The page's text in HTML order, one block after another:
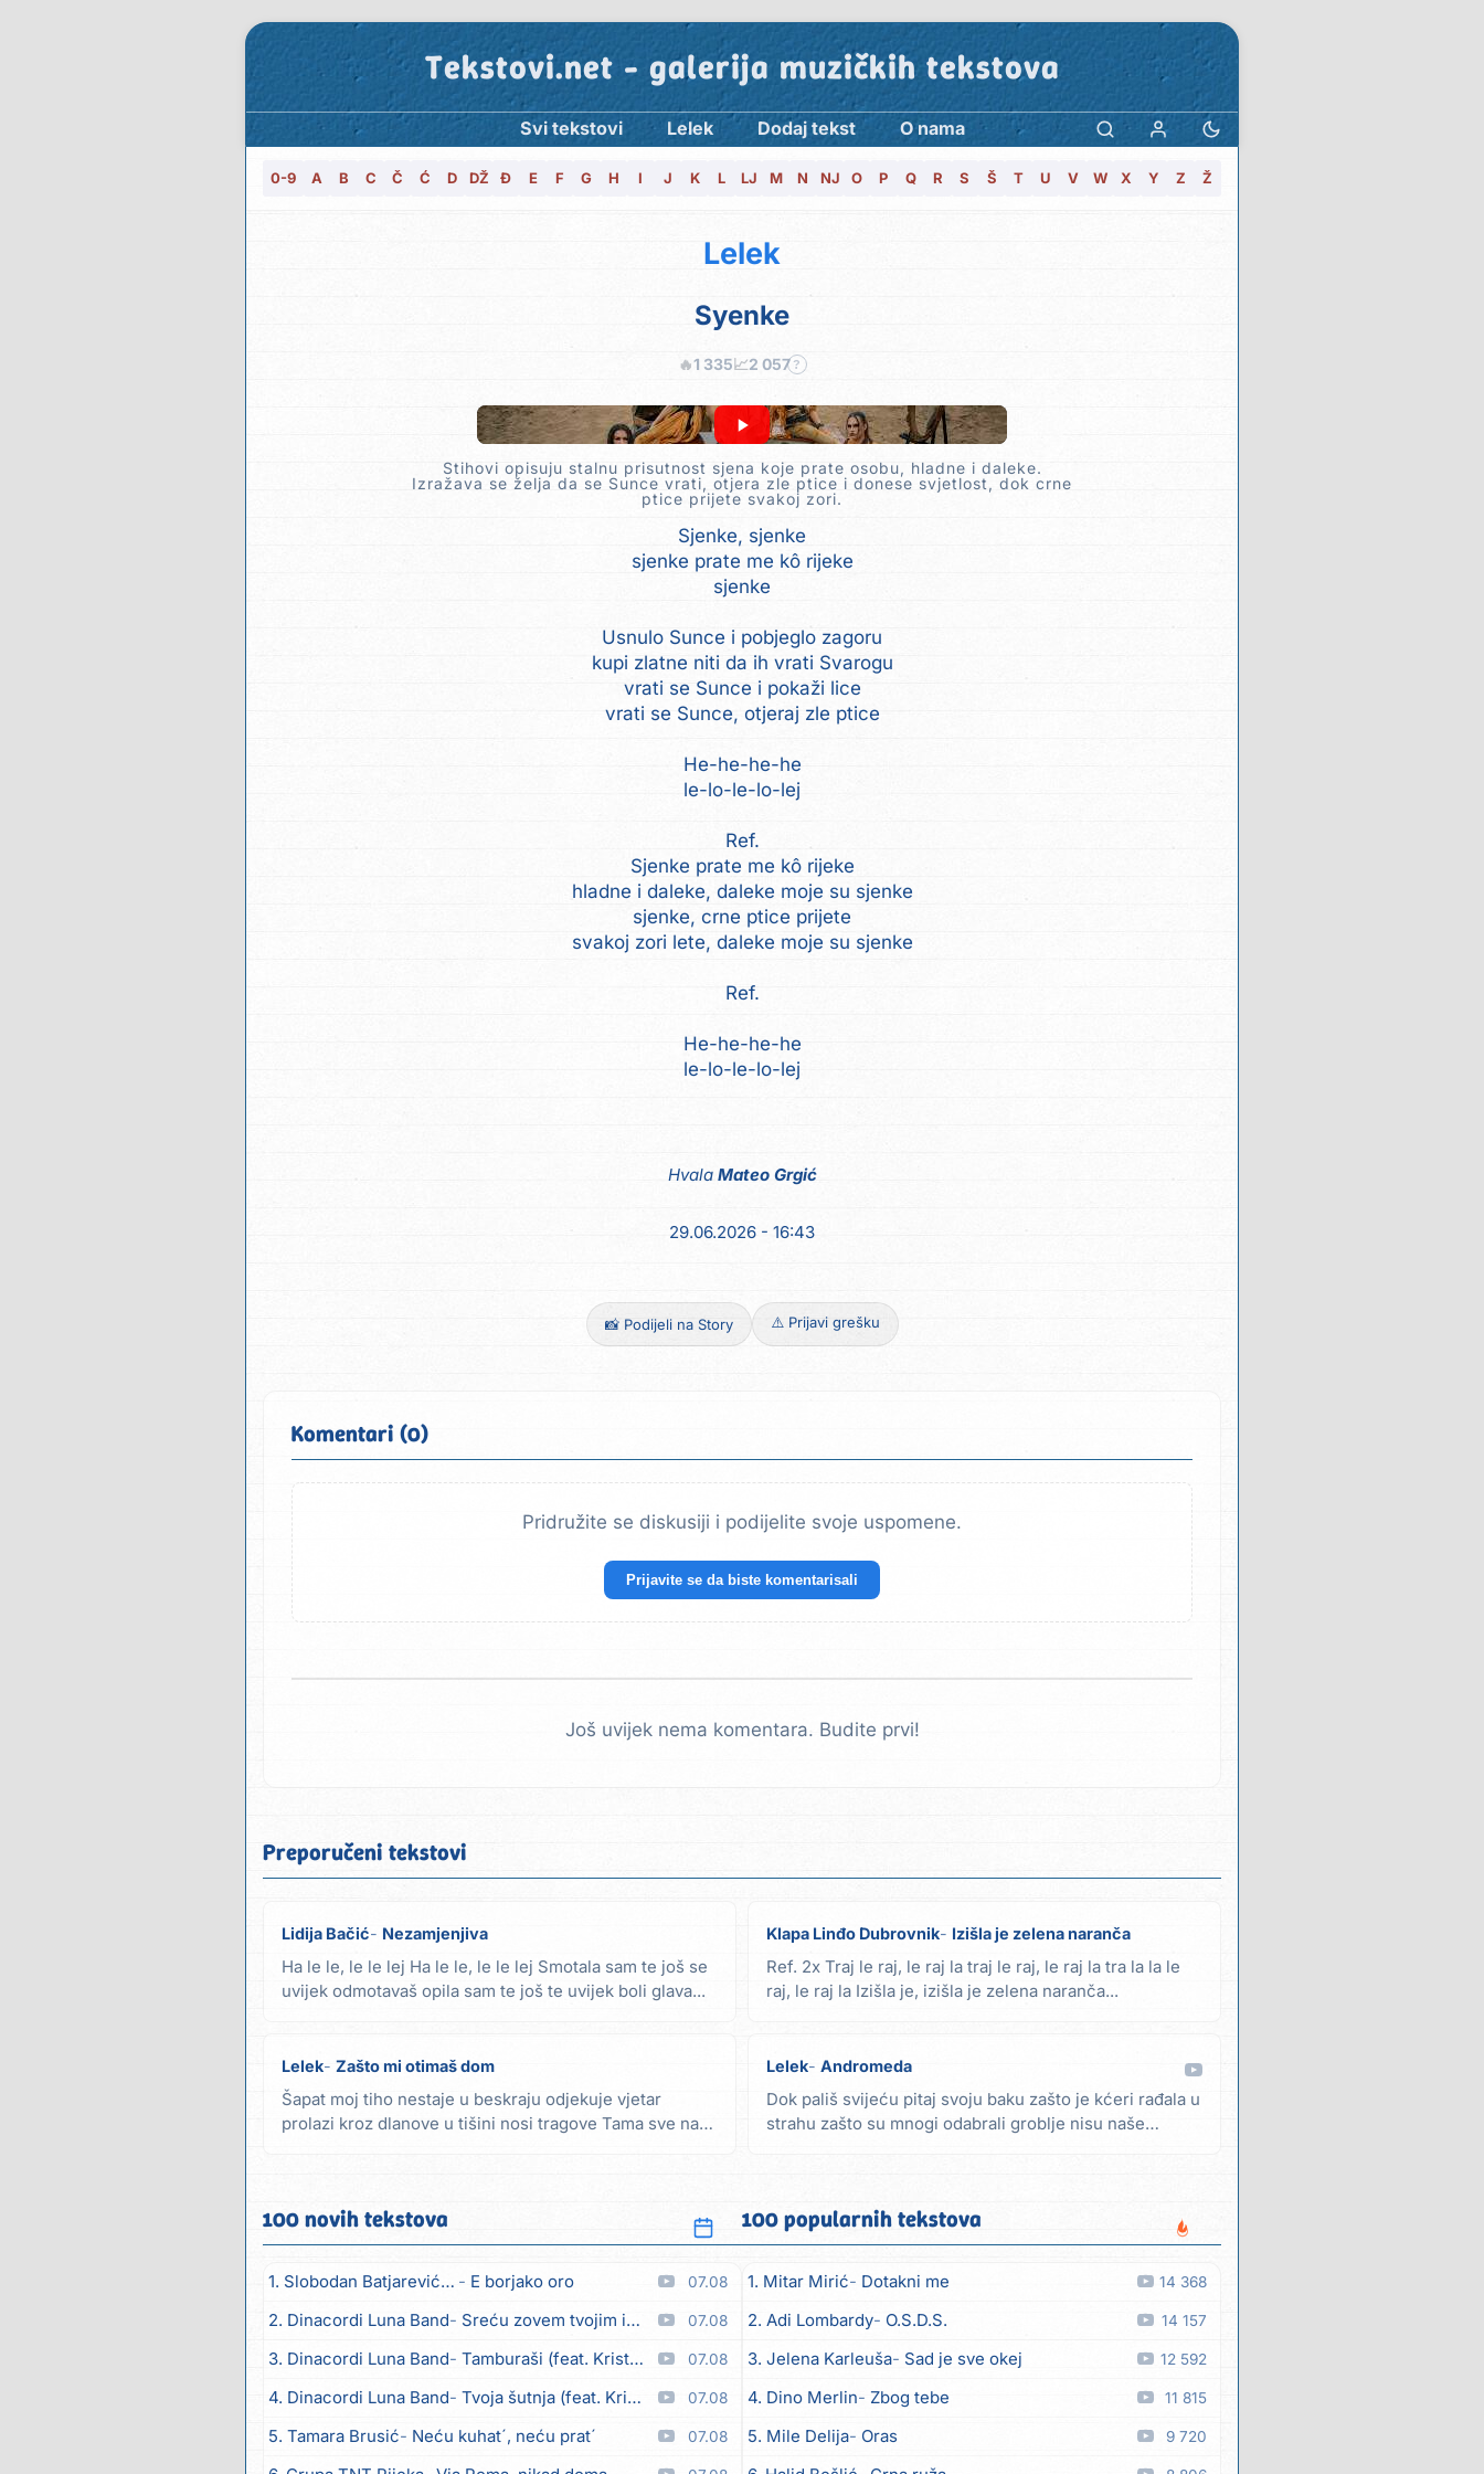
Tekstovi.net - galerija muzičkih tekstova
Svi tekstovi Lelek Dodaj tekst O nama
0-9 A B C Č Ć D DŽ Đ E F G H I J K L LJ M N NJ O P Q R S Š T U V W X Y Z Ž
Lelek
Syenke
🔥1 335📈2 057 ?
Stihovi opisuju stalnu prisutnost sjena koje prate osobu, hladne i daleke.
Izražava se želja da se Sunce vrati, otjera zle ptice i donese svjetlost, dok crne
ptice prijete svakoj zori.
Sjenke, sjenke
sjenke prate me kô rijeke
sjenke
Usnulo Sunce i pobjeglo zagoru
kupi zlatne niti da ih vrati Svarogu
vrati se Sunce i pokaži lice
vrati se Sunce, otjeraj zle ptice
He-he-he-he
le-lo-le-lo-lej
Ref.
Sjenke prate me kô rijeke
hladne i daleke, daleke moje su sjenke
sjenke, crne ptice prijete
svakoj zori lete, daleke moje su sjenke
Ref.
He-he-he-he
le-lo-le-lo-lej
Hvala Mateo Grgić
29.06.2026 - 16:43
📸 Podijeli na Story ⚠️ Prijavi grešku
Komentari (0)
Pridružite se diskusiji i podijelite svoje uspomene.
Prijavite se da biste komentarisali
Još uvijek nema komentara. Budite prvi!
Preporučeni tekstovi
Lidija Bačić Nezamjenjiva
Ha le le, le le lej Ha le le, le le lej Smotala sam te još se
uvijek odmotavaš opila sam te još te uvijek boli glava...
Klapa Linđo Dubrovnik Izišla je zelena naranča
Ref. 2x Traj le raj, le raj la traj le raj, le raj la tra la la le
raj, le raj la Izišla je, izišla je zelena naranča...
Lelek Zašto mi otimaš dom
Šapat moj tiho nestaje u beskraju odjekuje vjetar
prolazi kroz dlanove u tišini nosi tragove Tama sve nas
Lelek Andromeda
Dok pališ svijeću pitaj svoju baku zašto je kćeri rađala u
strahu zašto su mnogi odabrali groblje nisu naše
100 novih tekstova
1. Slobodan Batjarević Čobe E borjako oro 07.08
2. Dinacordi Luna Band Sreću zovem tvojim imenom (feat. Kristina Smetko) 07.08
3. Dinacordi Luna Band Tamburaši (feat. Kristina Smetko) 07.08
4. Dinacordi Luna Band Tvoja šutnja (feat. Kristina Smetko) 07.08
5. Tamara Brusić Neću kuhat´, neću prat´ 07.08
100 popularnih tekstova
1. Mitar Mirić Dotakni me 14 368
2. Adi Lombardy O.S.D.S. 14 157
3. Jelena Karleuša Sad je sve okej 12 592
4. Dino Merlin Zbog tebe 11 815
5. Mile Delija Oras 9 720